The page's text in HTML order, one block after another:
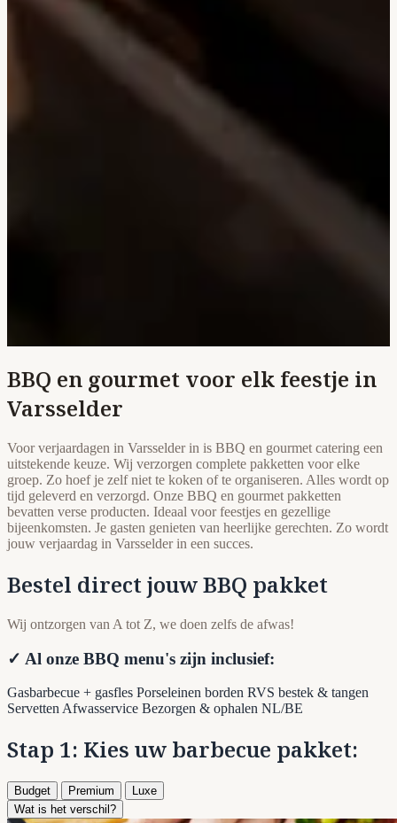
BBQ en gourmet voor elk feestje in
Varsselder
Voor verjaardagen in Varsselder in is BBQ en gourmet catering een
uitstekende keuze. Wij verzorgen complete pakketten voor elke
groep. Zo hoef je zelf niet te koken of te organiseren. Alles wordt op
tijd geleverd en verzorgd. Onze BBQ en gourmet pakketten
bevatten verse producten. Ideaal voor feestjes en gezellige
bijeenkomsten. Je gasten genieten van heerlijke gerechten. Zo wordt
jouw verjaardag in Varsselder in een succes.
Bestel direct jouw BBQ pakket
Wij ontzorgen van A tot Z, we doen zelfs de afwas!
✓ Al onze BBQ menu's zijn inclusief:
Gasbarbecue + gasfles Porseleinen borden RVS bestek & tangen
Servetten Afwasservice Bezorgen & ophalen NL/BE
Stap 1: Kies uw barbecue pakket:
Budget Premium
Luxe
Wat is het verschil?